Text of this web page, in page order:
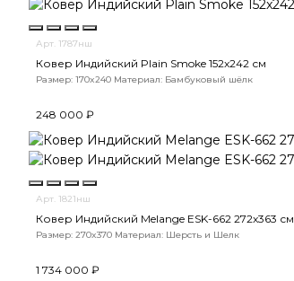
Арт. 1787нш
Ковер Индийский Plain Smoke 152x242 см
Размер: 170x240 Материал: Бамбуковый шёлк
248 000 ₽
Арт. 1821нш
Ковер Индийский Melange ESK-662 272x363 см
Размер: 270x370 Материал: Шерсть и Шелк
1 734 000 ₽